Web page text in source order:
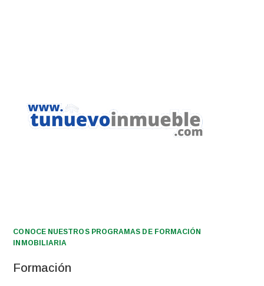
CONOCE NUESTROS PROGRAMAS DE FORMACIÓN
INMOBILIARIA
Formación